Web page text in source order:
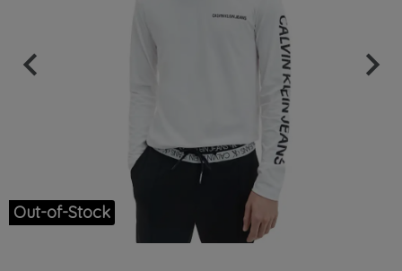
Out-of-Stock
Précédent
keyboard_arrow_left keyboard_arrow_right